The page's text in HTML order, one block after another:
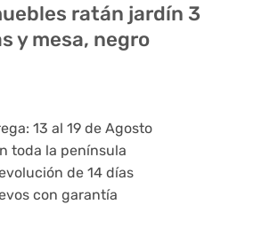
ratán jardín 3
y mesa, negro
13 al 19 de Agosto
toda la península
de 14 días
con garantía